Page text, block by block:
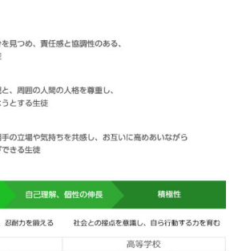
日々の見学 資料請求
在校生・保護者の方
採用情報